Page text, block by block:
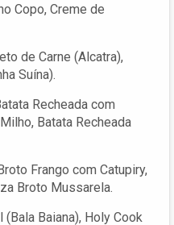
Copo, Creme de
de Carne (Alcatra),
Suína).
Recheada com
Batata Recheada
Frango com Catupiry,
Broto Mussarela.
Baiana), Holy Cook